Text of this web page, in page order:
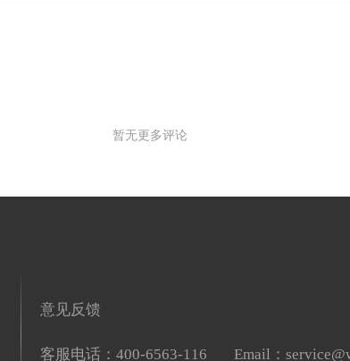
暂无更多评论
意见反馈
客服电话：400-6563-116 Email：